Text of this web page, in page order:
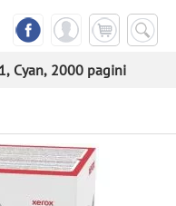
Cyan, 2000 pagini